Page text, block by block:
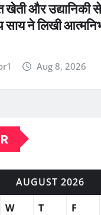
खेती और
ने लिखी
Aug 8, 2026
AUGUST 2026
W T F